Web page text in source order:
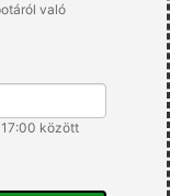
való
között